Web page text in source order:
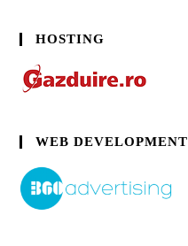
HOSTING
WEB DEVELOPMENT